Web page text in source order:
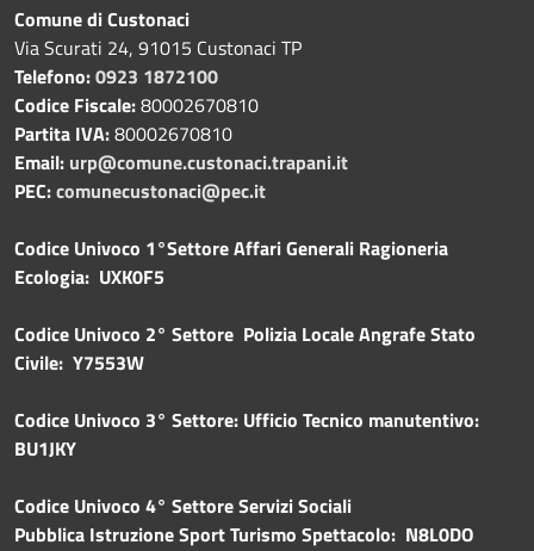
Comune di Custonaci
Via Scurati 24, 91015 Custonaci TP
Telefono:0923 1872100
Codice Fiscale:80002670810
Partita IVA:80002670810
Email: urp@comune.custonaci.trapani.it
PEC:comunecustonaci@pec.it
Codice Univoco 1°Settore Affari Generali Ragioneria
Ecologia: UXK0F5
Codice Univoco 2° Settore Polizia Locale Angrafe Stato
Civile: Y7553W
Codice Univoco 3° Settore: Ufficio Tecnico manutentivo:
BU1JKY
Codice Univoco 4° Settore Servizi Sociali
Pubblica Istruzione Sport Turismo Spettacolo: N8L0DO